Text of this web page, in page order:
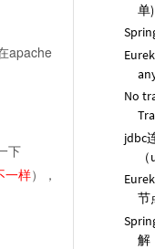
apache
下
一样），
单)
No
jdbc
节
解